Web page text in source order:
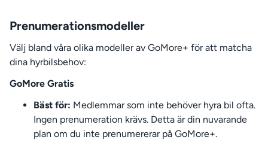
Prenumerationsmodeller
Välj bland våra olika modeller av GoMore+ för att matcha
dina hyrbilsbehov:
GoMore Gratis
Bäst för: Medlemmar som inte behöver hyra bil ofta.
Ingen prenumeration krävs. Detta är din nuvarande
plan om du inte prenumererar på GoMore+.